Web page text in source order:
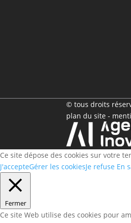
© tous droits
plan du site -
Ce site dépose des cookies sur votre
J'accepteGérer les cookiesJe refuse En
Fermer
Ce site Web utilise des cookies pour